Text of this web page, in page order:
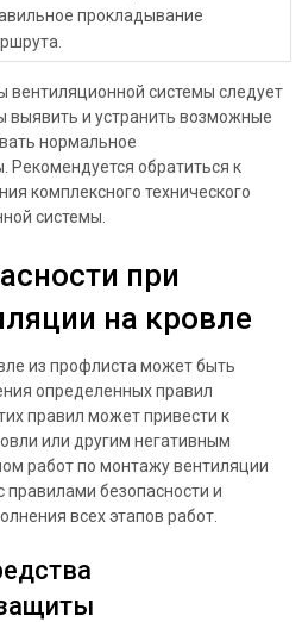
прокладывание
вентиляционной системы следует
выявить и устранить возможные
нормальное
Рекомендуется обратиться к
комплексного технического
системы.
при
на кровле
из профлиста может быть
определенных правил
правил может привести к
или другим негативным
работ по монтажу вентиляции
безопасности и
всех этапов работ.